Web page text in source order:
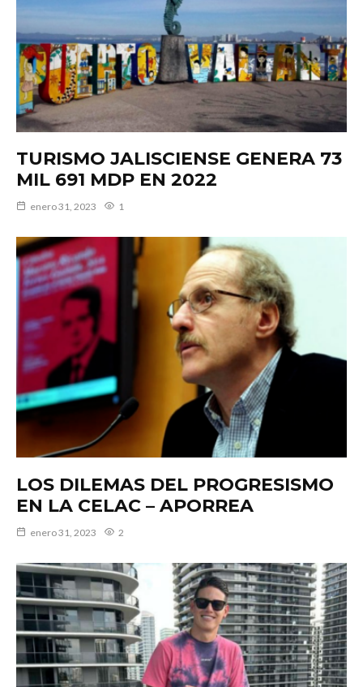
TURISMO JALISCIENSE GENERA 73
MIL 691 MDP EN 2022
enero 31, 2023 1
LOS DILEMAS DEL PROGRESISMO
EN LA CELAC – APORREA
enero 31, 2023 2